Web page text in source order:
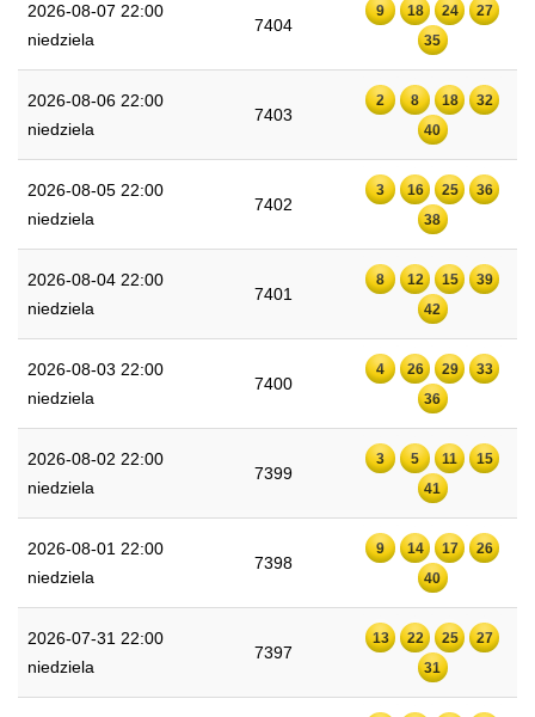
2026-08-07 22:00
niedziela
7404
9 18 24
27
35
2026-08-06 22:00
niedziela
7403
2 8 18
32
40
2026-08-05 22:00
niedziela
7402
3 16 25
36
38
2026-08-04 22:00
niedziela
7401
8 12 15
39
42
2026-08-03 22:00
niedziela
7400
4 26 29
33
36
2026-08-02 22:00
niedziela
7399
3 5 11
15
41
2026-08-01 22:00
niedziela
7398
9 14 17
26
40
2026-07-31 22:00
niedziela
7397
13 22 25
27
31